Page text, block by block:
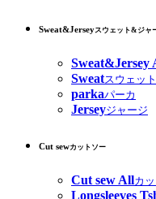
Sweat&Jerseyスウェット&ジャ
Sweat&Jersey
Sweatスウェット
parkaパーカ
Jerseyジャージ
Cut sewカットソー
Cut sew Allカ
Longsleeves